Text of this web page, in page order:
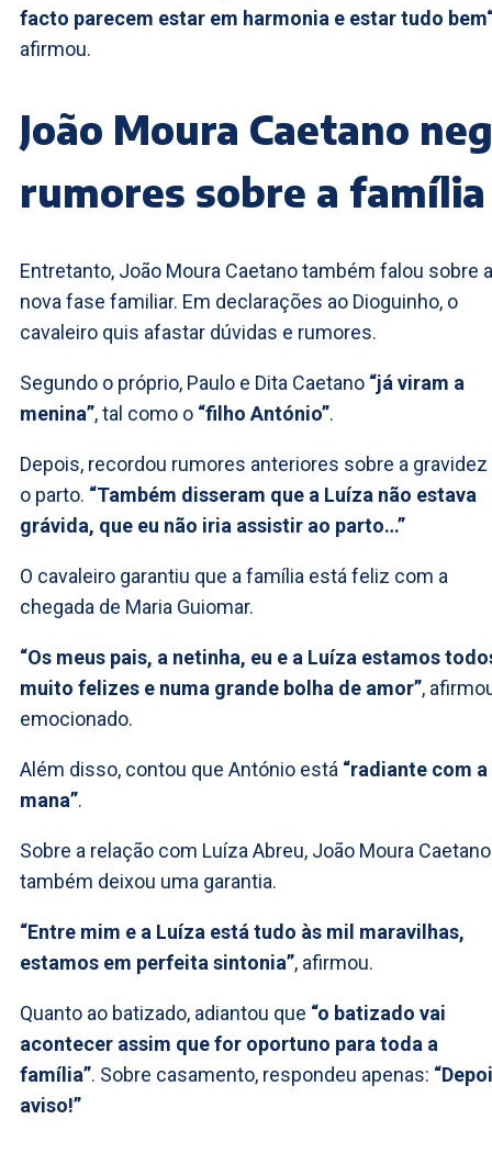
facto parecem estar em harmonia e estar tudo
afirmou.
João Moura Caetano
rumores sobre a família
Entretanto, João Moura Caetano também falou sobre a
nova fase familiar. Em declarações ao Dioguinho, o
cavaleiro quis afastar dúvidas e rumores.
Segundo o próprio, Paulo e Dita Caetano “já viram a
menina”, tal como o “filho António”.
Depois, recordou rumores anteriores sobre a gravidez
o parto. “Também disseram que a Luíza não estava
grávida, que eu não iria assistir ao parto…”
O cavaleiro garantiu que a família está feliz com a
chegada de Maria Guiomar.
“Os meus pais, a netinha, eu e a Luíza estamos
muito felizes e numa grande bolha de amor”,
emocionado.
Além disso, contou que António está “radiante com a
mana”.
Sobre a relação com Luíza Abreu, João Moura Caetano
também deixou uma garantia.
“Entre mim e a Luíza está tudo às mil maravilhas,
estamos em perfeita sintonia”, afirmou.
Quanto ao batizado, adiantou que “o batizado vai
acontecer assim que for oportuno para toda a
família”. Sobre casamento, respondeu apenas:
aviso!”